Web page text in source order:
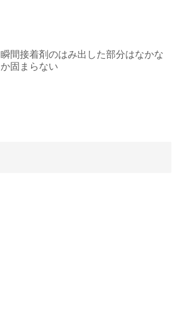
瞬間接着剤のはみ出した部分はなかな
か固まらない